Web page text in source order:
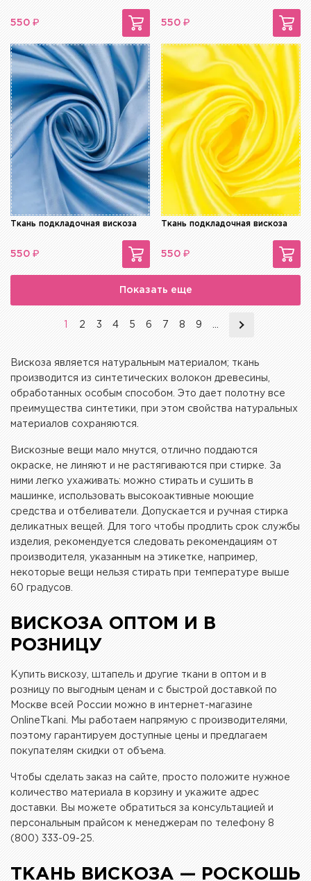
550 ₽ 550 ₽
Ткань подкладочная вискоза
550 ₽
Ткань подкладочная вискоза
550 ₽
Показать еще
2 3 4 5 6 7 8 9
Вискоза является натуральным материалом; ткань
производится из синтетических волокон древесины,
обработанных особым способом. Это дает полотну все
преимущества синтетики, при этом свойства натуральных
материалов сохраняются.
Вискозные вещи мало мнутся, отлично поддаются
окраске, не линяют и не растягиваются при стирке. За
ними легко ухаживать: можно стирать и сушить в
машинке, использовать высокоактивные моющие
средства и отбеливатели. Допускается и ручная стирка
деликатных вещей. Для того чтобы продлить срок службы
изделия, рекомендуется следовать рекомендациям от
производителя, указанным на этикетке, например,
некоторые вещи нельзя стирать при температуре выше
60 градусов.
ВИСКОЗА ОПТОМ И В
РОЗНИЦУ
Купить вискозу, штапель и другие ткани в оптом и в
розницу по выгодным ценам и с быстрой доставкой по
Москве всей России можно в интернет-магазине
OnlineTkani. Мы работаем напрямую с производителями,
поэтому гарантируем доступные цены и предлагаем
покупателям скидки от объема.
Чтобы сделать заказ на сайте, просто положите нужное
количество материала в корзину и укажите адрес
доставки. Вы можете обратиться за консультацией и
персональным прайсом к менеджерам по телефону 8
(800) 333-09-25.
ТКАНЬ ВИСКОЗА — РОСКОШЬ